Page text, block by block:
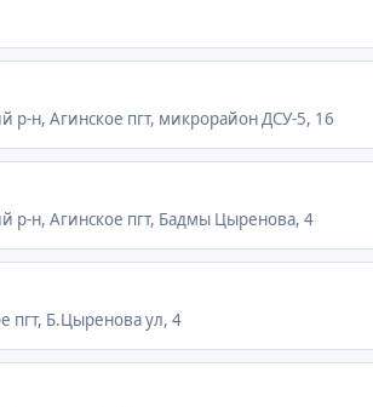
р-н, Агинское пгт, микрорайон ДСУ-5, 16
р-н, Агинское пгт, Бадмы Цыренова, 4
пгт, Б.Цыренова ул, 4